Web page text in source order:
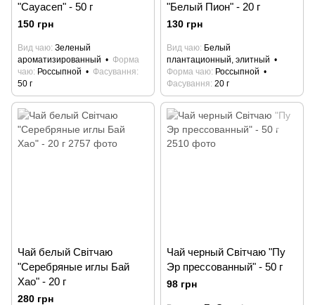
"Сауасеп" - 50 г
150 грн
Вид чаю Зеленый
ароматизированный
Форма
чаю Россыпной
Фасування
50 г
"Белый Пион" - 20 г
130 грн
Вид чаю Белый
плантационный, элитный
Форма чаю Россыпной
Фасування 20 г
Чай белый Світчаю
"Серебряные иглы Бай
Хао" - 20 г
280 грн
Чай черный Світчаю "Пу
Эр прессованный" - 50 г
98 грн